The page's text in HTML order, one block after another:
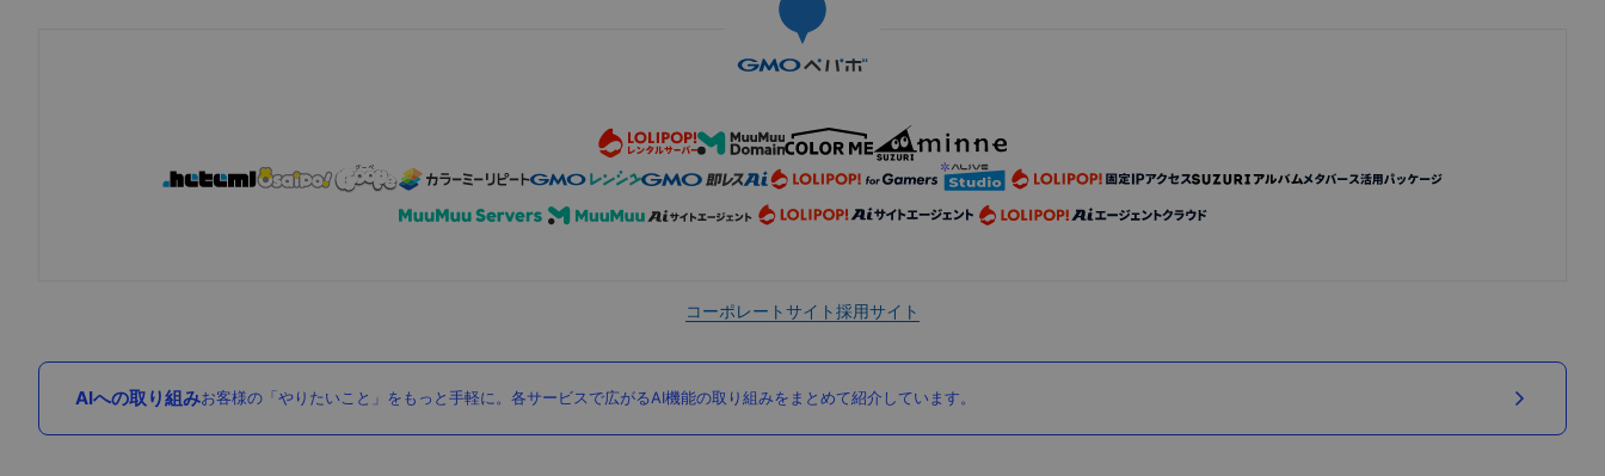
コーポレートサイト採用サイト
AIへの取り組みお客様の「やりたいこと」をもっと手軽に。各サービスで広がるAI機能の取り組みをまとめて紹介しています。